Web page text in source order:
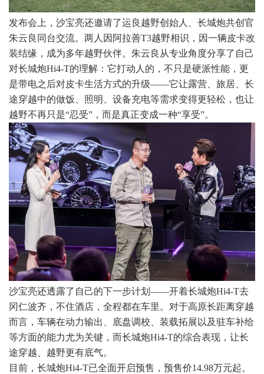
发布会上，沙宝亮还邀请了运良越野创始人、长城炮共创官
朱云良同台交流。两人因阿拉善T3越野相识，因一辆皮卡改
装结缘，成为多年越野伙伴。朱云良从专业角度分享了自己
对长城炮Hi4-T的理解：它打动人的，不只是硬派性能，更
是带电之后对皮卡生活方式的升级——它让露营、旅居、长
途穿越中的做饭、照明、设备充电等需求变得更轻松，也让
越野不再只是“忍受”，而是真正变成一种“享受”。
沙宝亮还透露了自己的下一步计划——开着长城炮Hi4-T去
冈仁波齐，不住酒店，全程都在车里。对于高原长距离穿越
而言，车辆在动力输出、底盘调校、装载拓展以及驻车补给
等方面的能力尤为关键，而长城炮Hi4-T的综合表现，让长
途穿越、越野更有底气。
目前，长城炮Hi4-T已全面开启预售，预售价14.98万元起。